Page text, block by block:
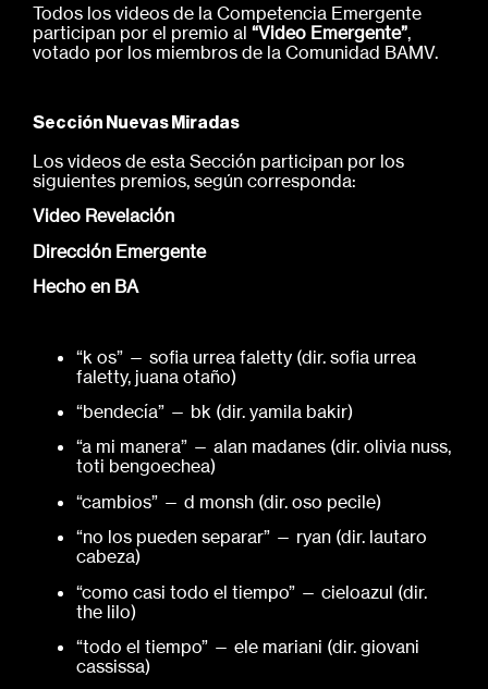
Todos los videos de la Competencia Emergente
participan por el premio al“Video Emergente”,
votado por los miembros de la Comunidad BAMV.
Sección Nuevas Miradas
Los videos de esta Sección participan por los
siguientes premios, según corresponda:
Video Revelación
Dirección Emergente
Hecho en BA
“k os” — sofia urrea faletty (dir. sofia urrea
faletty, juana otaño)
“bendecía” — bk (dir. yamila bakir)
“a mi manera” — alan madanes (dir. olivia nuss,
toti bengoechea)
“cambios” — d monsh (dir. oso pecile)
“no los pueden separar” — ryan (dir. lautaro
cabeza)
“como casi todo el tiempo” — cieloazul (dir.
the lilo)
“todo el tiempo” — ele mariani (dir. giovani
cassissa)